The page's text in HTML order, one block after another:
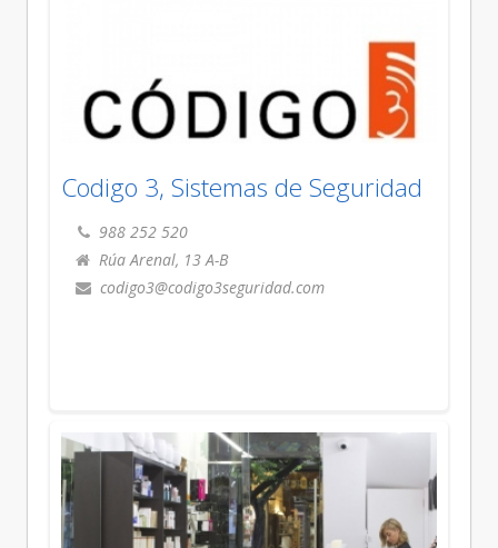
Codigo 3, Sistemas de Seguridad
988 252 520
Rúa Arenal, 13 A-B
codigo3@codigo3seguridad.com